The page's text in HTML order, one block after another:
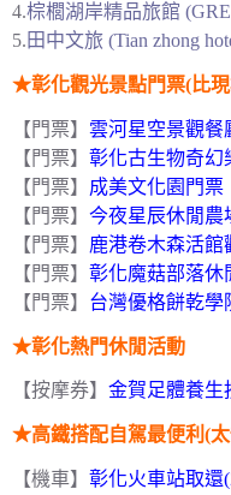
4.棕櫚湖岸精品旅館
5.田中文旅 (Tian zhong
★彰化觀光景點門票(比
【門票】 雲河星空景觀餐
【門票】 彰化古生物奇幻
【門票】 成美文化園門票
【門票】 今夜星辰休閒農
【門票】 鹿港卷木森活館
【門票】 彰化魔菇部落休
【門票】 台灣優格餅乾學
★彰化熱門休閒活動
【按摩券】 金賀足體養生
★高鐵搭配自駕最便利(
【機車】 彰化火車站取還